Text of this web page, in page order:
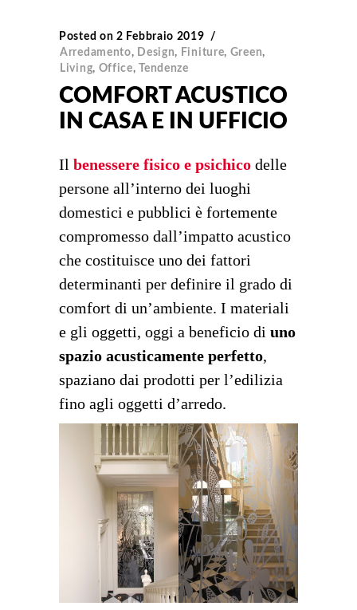
Posted on 2 Febbraio 2019
Arredamento, Design, Finiture, Green,
Living, Office, Tendenze
COMFORT ACUSTICO
IN CASA E IN UFFICIO
Il benessere fisico e psichico delle
persone all’interno dei luoghi
domestici e pubblici è fortemente
compromesso dall’impatto acustico
che costituisce uno dei fattori
determinanti per definire il grado di
comfort di un’ambiente. I materiali
e gli oggetti, oggi a beneficio di uno
spazio acusticamente perfetto,
spaziano dai prodotti per l’edilizia
fino agli oggetti d’arredo.